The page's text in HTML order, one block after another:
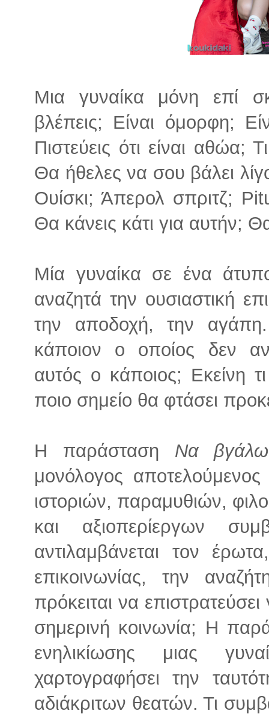
Μια γυναίκα μόνη επί
βλέπεις; Είναι όμορφη;
Πιστεύεις ότι είναι αθώα;
Θα ήθελες να σου βάλει
Ουίσκι; Άπερολ σπριτζ;
Θα κάνεις κάτι για αυτήν;
Μία γυναίκα σε ένα
αναζητά την ουσιαστική
την αποδοχή, την αγάπη.
κάποιον ο οποίος δεν
αυτός ο κάποιος; Εκείνη
ποιο σημείο θα φτάσει
Η παράσταση Να
μονόλογος
ιστοριών, παραμυθιών,
και αξιοπερίεργων
αντιλαμβάνεται τον
επικοινωνίας, την
πρόκειται να
σημερινή κοινωνία; Η
ενηλικίωσης μιας
χαρτογραφήσει την
αδιάκριτων θεατών. Τι